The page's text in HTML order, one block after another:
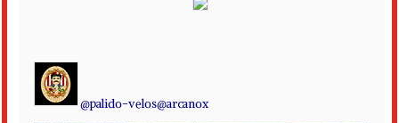
@palido-velos@arcanox